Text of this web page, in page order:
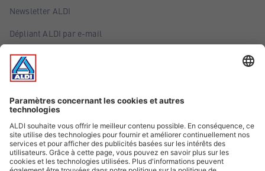
Newsletter ALDI
Dépliant ALDI par e-mail
Offres
Infos essentielles
Suivez ALDI Belgique